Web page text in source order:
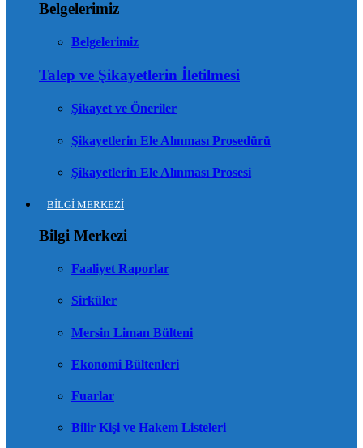
Belgelerimiz
Belgelerimiz
Talep ve Şikayetlerin İletilmesi
Şikayet ve Öneriler
Şikayetlerin Ele Alınması Prosedürü
Şikayetlerin Ele Alınması Prosesi
BİLGİ MERKEZİ
Bilgi Merkezi
Faaliyet Raporlar
Sirküler
Mersin Liman Bülteni
Ekonomi Bültenleri
Fuarlar
Bilir Kişi ve Hakem Listeleri